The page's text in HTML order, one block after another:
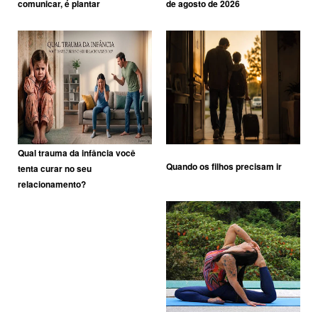
comunicar, é plantar de agosto de 2026
Qual trauma da infância você
tenta curar no seu
relacionamento?
Quando os filhos precisam ir